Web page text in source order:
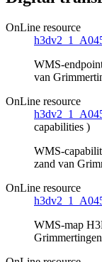
OnLine resource
WMS-
van
OnLine resource
capabilities )
WMS-
zand van
OnLine resource
WMS-map
Grimmertingen